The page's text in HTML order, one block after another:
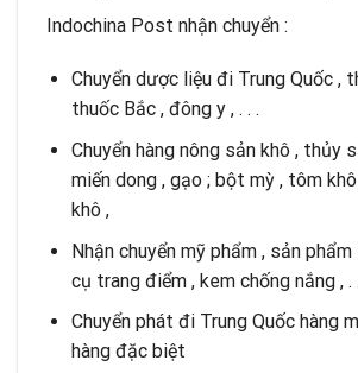
Indochina Post nhận chuyển :
Chuyển dược liệu đi Trung Quốc ,
thuốc Bắc , đông y , . . .
Chuyển hàng nông sản khô , thủy
miến dong , gạo ; bột mỳ , tôm
khô ,
Nhận chuyển mỹ phẩm , sản
cụ trang điểm , kem chống nắng , .
Chuyển phát đi Trung Quốc hàng
hàng đặc biệt